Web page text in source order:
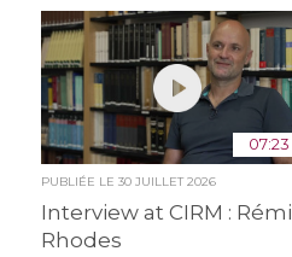
07:23
PUBLIÉE LE 30 JUILLET 2026
Interview at CIRM : Rémi
Rhodes